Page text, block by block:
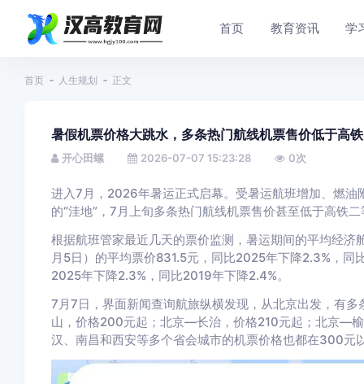
首页 教育资讯 学
首页 人生规划 正文
暑假机票价格大跳水，多条热门航线机票售价低于高铁
开心田螺 2026-07-07 15:23:28 0次
进入7月，2026年暑运正式启幕。受暑运航班增加、燃
的“洼地”， 7月上旬多条热门航线机票售价甚至低于高铁
根据航班管家最近几天的票价监测，暑运期间的平均经
月5日）的平均票价831.5元，同比2025年下降2.3%，
2025年下降2.3%，同比2019年下降2.4%。
7月7日，界面新闻查询航旅纵横发现，从北京出发，有
山，价格200元起；北京—长治，价格210元起；北京—
汉、南昌和西安等多个省会城市的机票价格也都在300元